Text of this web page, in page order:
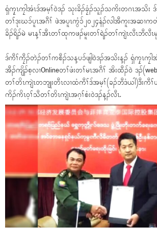
ရှံကၠ့ၤကၠါအံၤဒ်အမ့ၢ်ဝဲဒၣ် သုးခိၣ်ခၠံၣ်သူၣ်သကိးတဂၤအသိ
တၢ်ဒုးဃၥ်ပူၤအဂီၢ် ဖဲအပူၤကွံၥ်၂၀၂၄နံၣ်လါအီကူးအဆၢ
ခိၣ်ရိၣ်မဲ မၤန့ၢ်အီၤတၢ်ထုကဖၣ်မူးတၢ်ရဲၣ်တၢ်ကျဲၤလီၤဘီလီၤ
ဒ်ကီၢ်ကၠီၣ်တဲၣ်တၢ်ကစီၣ်သန့ပၥ်ဖျါဝဲဒၣ်အသိးန့ၣ် ရှံကၠ့ၤကၠ
အီၣ်ကျိၣ်စ့လၢOnlineတၢ်ဖံးတၢ်မၤအဂီၢ် အိးထီၣ်ဝဲ ဒၣ်
တၢ်တိၤကျဲၤတဘျုးတီၤလၢထံကီၢ်ဒ်အမ့ၢ်(ခၣ်ဘီဒံယါ)ဒီးကီၢ်
ကိၣ်ကိၤဝ့ၢ်သီတၢ်တိၤကျဲၤအဂ့ၢ်စံးဝဲဒၣ်န့ၣ်လီၤ.